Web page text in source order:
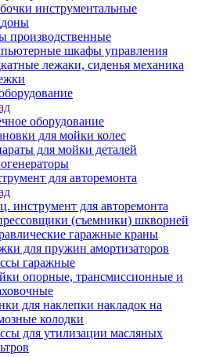
инструментальные
производственные
шкафы управления
лежаки, сиденья механика
оборудование
для мойки колес
для мойки деталей
для авторемонта
инструмент для авторемонта
(съемники) шкворней
гаражные краны
для пружин амортизаторов
гаражные
опорные, трансмиссионные и
для наклепки накладок на
колодки
для утилизации масляных